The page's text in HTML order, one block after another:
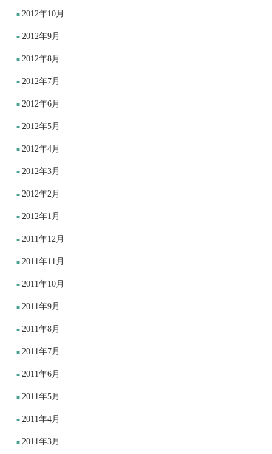
2012年10月
2012年9月
2012年8月
2012年7月
2012年6月
2012年5月
2012年4月
2012年3月
2012年2月
2012年1月
2011年12月
2011年11月
2011年10月
2011年9月
2011年8月
2011年7月
2011年6月
2011年5月
2011年4月
2011年3月